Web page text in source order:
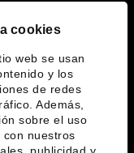
cookies
web se usan
y los
de redes
Además,
sobre el uso
nuestros